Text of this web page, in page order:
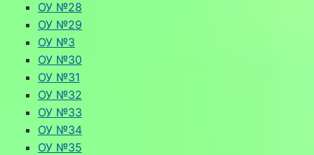
ОУ №28
ОУ №29
ОУ №3
ОУ №30
ОУ №31
ОУ №32
ОУ №33
ОУ №34
ОУ №35